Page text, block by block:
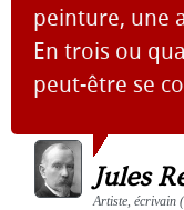
peinture, une
En trois ou
peut-être se
Jules
Artiste, écrivain